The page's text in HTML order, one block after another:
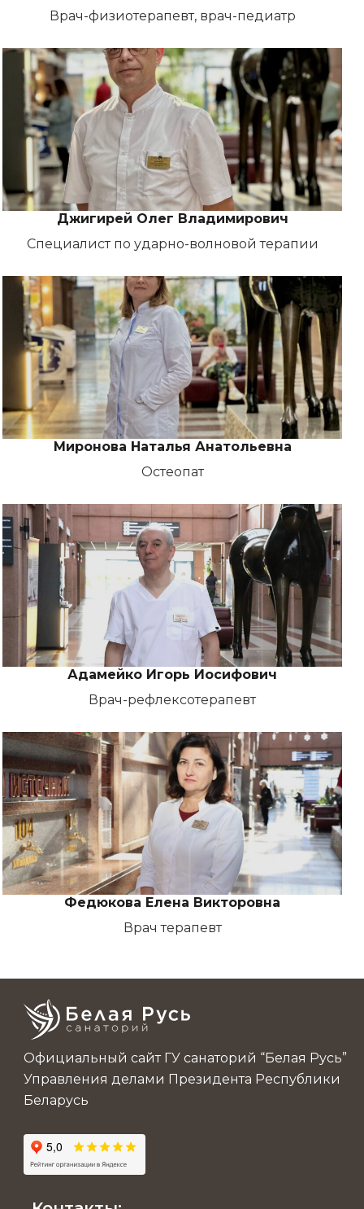
Врач-физиотерапевт, врач-педиатр
Джигирей Олег Владимирович
Специалист по ударно-волновой терапии
Миронова Наталья Анатольевна
Остеопат
Адамейко Игорь Иосифович
Врач-рефлексотерапевт
Федюкова Елена Викторовна
Врач терапевт
Официальный сайт ГУ санаторий “Белая Русь”
Управления делами Президента Республики
Беларусь